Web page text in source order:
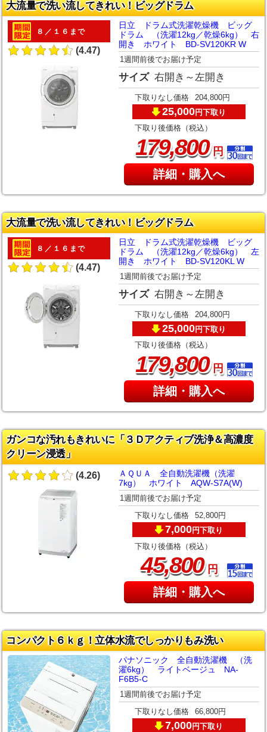
大流量で洗い流してきれい！ビッグドラム
８／１６まで
(4.47)
日立 ドラム式洗濯乾燥機 ビッグ
ドラム （洗濯12kg／乾燥6kg） 右
開き ホワイト BD-SV120KR W
1週間前後でお届け予定
サイズ 右開き～左開き
下取りなし価格 204,800円
25,000円下取り
下取り後価格（税込）
179,800円
詳細・購入へ
大流量で洗い流してきれい！ビッグドラム
８／１６まで
(4.47)
日立 ドラム式洗濯乾燥機 ビッグ
ドラム （洗濯12kg／乾燥6kg） 左
開き ホワイト BD-SV120KL W
1週間前後でお届け予定
サイズ 右開き～左開き
下取りなし価格 204,800円
25,000円下取り
下取り後価格（税込）
179,800円
詳細・購入へ
ガンコな汚れもきれいに「３Ｄアクティブ洗浄＆高濃度
クリーン浸透」
(4.26)
ＡＱＵＡ 全自動洗濯機（洗濯
7kg） ホワイト AQW-S7A(W)
1週間前後でお届け予定
下取りなし価格 52,800円
7,000円下取り
下取り後価格（税込）
45,800円
詳細・購入へ
コンパクト６ｋｇ！立体水流でしっかりもみ洗い
パナソニック 全自動洗濯機 （洗
濯6kg） ライトベージュ NA-
F6B5-C
1週間前後でお届け予定
下取りなし価格 66,800円
7,000円下取り